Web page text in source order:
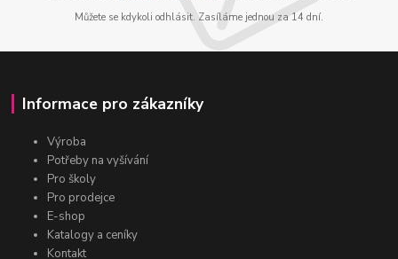
Můžete se kdykoli odhlásit. Zasíláme jednou za 14 dní.
Informace pro zákazníky
Výroba
Potřeby na vyšívání
Pro školy
Pro prodejce
E-shop
Katalogy a ceníky
Kontakt